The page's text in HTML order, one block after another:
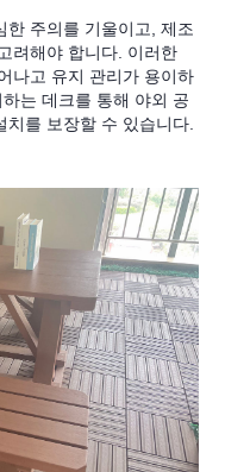
한 주의를 기울이고, 제조
려해야 합니다. 이러한
나고 유지 관리가 용이하
는 데크를 통해 야외 공
를 보장할 수 있습니다.